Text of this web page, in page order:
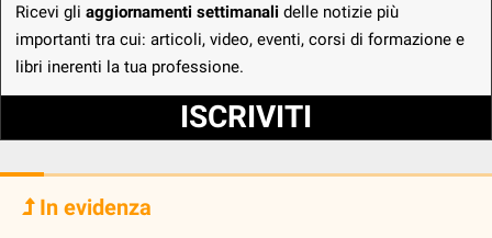
Ricevi gli aggiornamenti settimanali delle notizie più
importanti tra cui: articoli, video, eventi, corsi di formazione e
libri inerenti la tua professione.
ISCRIVITI
In evidenza